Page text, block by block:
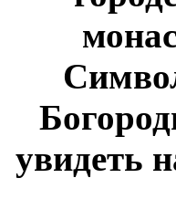
увидеть